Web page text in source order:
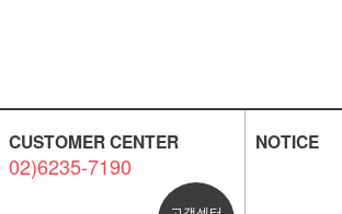
CUSTOMER CENTER
02)6235-7190
NOTICE